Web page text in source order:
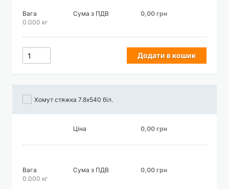
Вага
0.000 кг
Сума з ПДВ 0,00 грн
Додати в кошик
Хомут стяжка 7.8х540 біл.
Ціна 0,00 грн
Вага
0.000 кг
Сума з ПДВ 0,00 грн